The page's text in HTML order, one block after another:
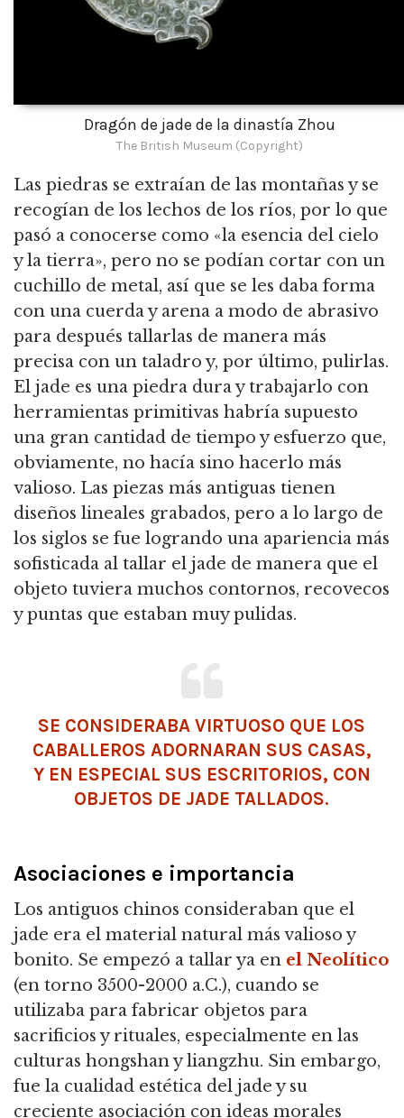
Dragón de jade de la dinastía Zhou
The British Museum (Copyright)
Las piedras se extraían de las montañas y se
recogían de los lechos de los ríos, por lo que
pasó a conocerse como «la esencia del cielo
y la tierra», pero no se podían cortar con un
cuchillo de metal, así que se les daba forma
con una cuerda y arena a modo de abrasivo
para después tallarlas de manera más
precisa con un taladro y, por último, pulirlas.
El jade es una piedra dura y trabajarlo con
herramientas primitivas habría supuesto
una gran cantidad de tiempo y esfuerzo que,
obviamente, no hacía sino hacerlo más
valioso. Las piezas más antiguas tienen
diseños lineales grabados, pero a lo largo de
los siglos se fue logrando una apariencia más
sofisticada al tallar el jade de manera que el
objeto tuviera muchos contornos, recovecos
y puntas que estaban muy pulidas.
SE CONSIDERABA VIRTUOSO QUE LOS
CABALLEROS ADORNARAN SUS CASAS,
Y EN ESPECIAL SUS ESCRITORIOS, CON
OBJETOS DE JADE TALLADOS.
Asociaciones e importancia
Los antiguos chinos consideraban que el
jade era el material natural más valioso y
bonito. Se empezó a tallar ya en el Neolítico
(en torno 3500-2000 a.C.), cuando se
utilizaba para fabricar objetos para
sacrificios y rituales, especialmente en las
culturas hongshan y liangzhu. Sin embargo,
fue la cualidad estética del jade y su
creciente asociación con ideas morales